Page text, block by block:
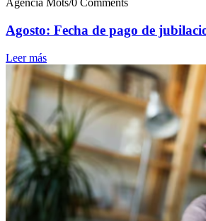
Agencia Mots/0 Comments
Agosto: Fecha de pago de
Leer más